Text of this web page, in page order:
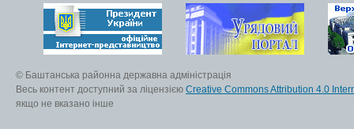
© Баштанська районна державна адміністрація
Весь контент доступний за ліцензією Creative Commons Attribution 4.0
якщо не вказано інше